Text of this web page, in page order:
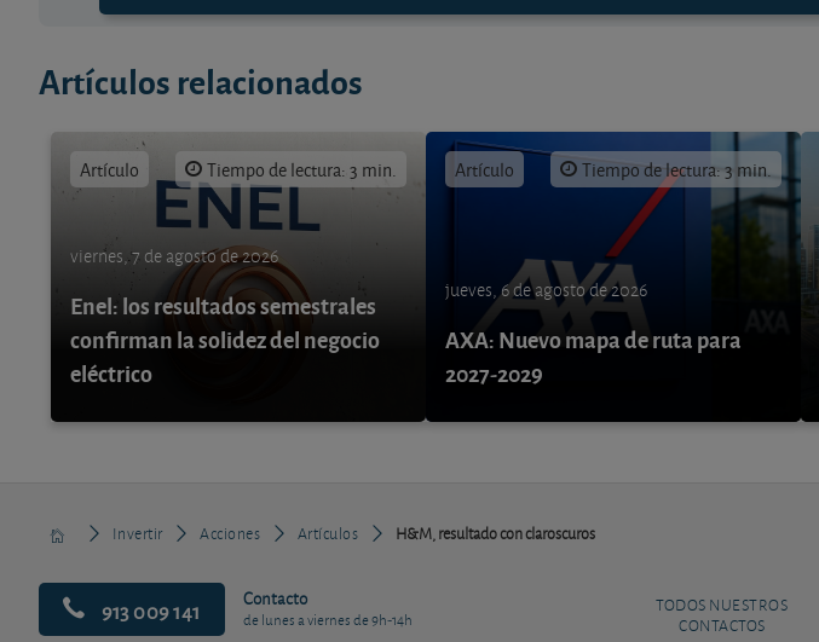
Artículos relacionados
Artículo Tiempo de lectura: 3 min.
viernes, 7 de agosto de 2026
Enel: los resultados semestrales
confirman la solidez del negocio
eléctrico
Artículo Tiempo de lectura: 3 min.
jueves, 6 de agosto de 2026
AXA: Nuevo mapa de ruta para
2027-2029
Invertir Acciones Artículos H&M, resultado con claroscuros
913 009 141 Contacto
de lunes a viernes de 9h-14h
TODOS NUESTROS
CONTACTOS